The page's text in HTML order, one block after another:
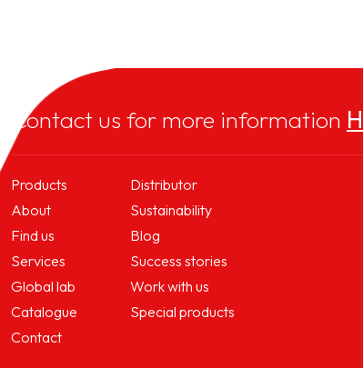
Contact us for more information
Products
About
Find us
Services
Global lab
Catalogue
Contact
Distributor
Sustainability
Blog
Success stories
Work with us
Special products